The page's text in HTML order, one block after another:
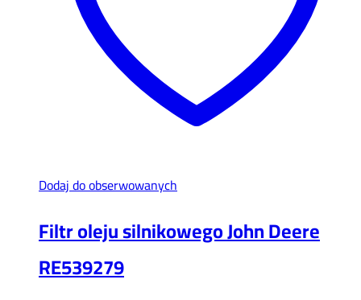
Dodaj do obserwowanych
Filtr oleju silnikowego John Deere
RE539279